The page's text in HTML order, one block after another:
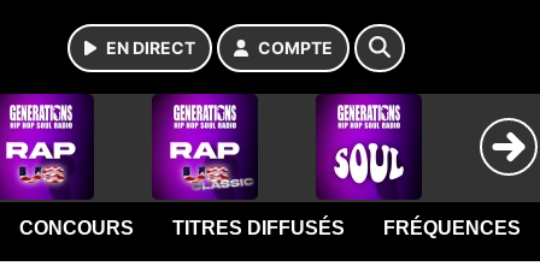
EN DIRECT COMPTE
CONCOURS TITRES DIFFUSÉS FRÉQUENCES